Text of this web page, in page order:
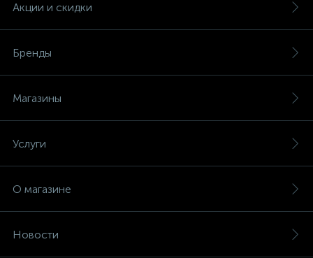
Акции и скидки
Бренды
Магазины
Услуги
О магазине
Новости